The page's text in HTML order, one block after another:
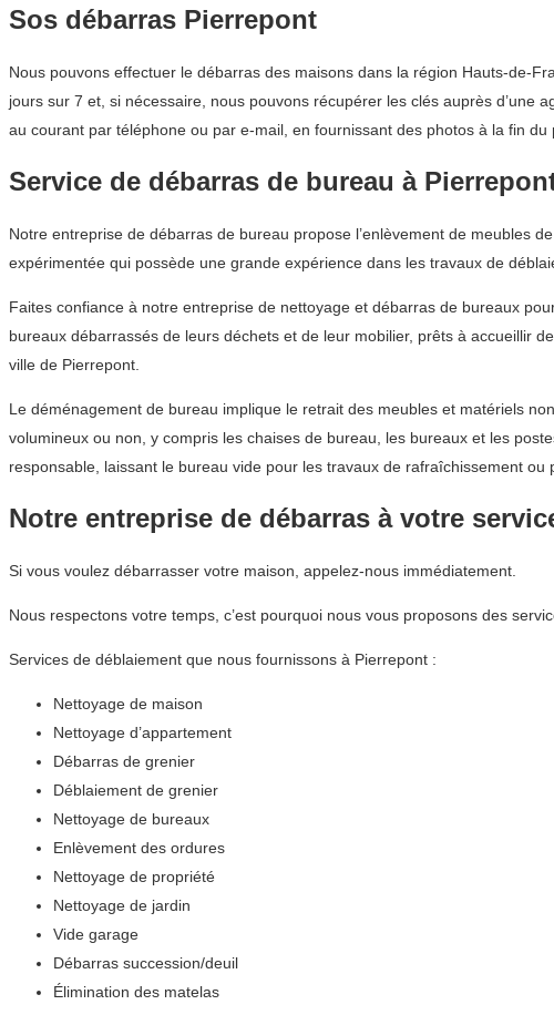
Sos débarras Pierrepont
Nous pouvons effectuer le débarras des maisons dans la région Hauts-de-
jours sur 7 et, si nécessaire, nous pouvons récupérer les clés auprès
au courant par téléphone ou par e-mail, en fournissant des photos à la fin du
Service de débarras de bureau à
Notre entreprise de débarras de bureau propose l’enlèvement de meubles
expérimentée qui possède une grande expérience dans les travaux de
Faites confiance à notre entreprise de nettoyage et débarras de bureaux
bureaux débarrassés de leurs déchets et de leur mobilier, prêts à accueillir
ville de Pierrepont.
Le déménagement de bureau implique le retrait des meubles et matériels
volumineux ou non, y compris les chaises de bureau, les bureaux et les
responsable, laissant le bureau vide pour les travaux de rafraîchissement ou
Notre entreprise de débarras à votre
Si vous voulez débarrasser votre maison, appelez-nous immédiatement.
Nous respectons votre temps, c’est pourquoi nous vous proposons des
Services de déblaiement que nous fournissons à Pierrepont :
Nettoyage de maison
Nettoyage d’appartement
Débarras de grenier
Déblaiement de grenier
Nettoyage de bureaux
Enlèvement des ordures
Nettoyage de propriété
Nettoyage de jardin
Vide garage
Débarras succession/deuil
Élimination des matelas